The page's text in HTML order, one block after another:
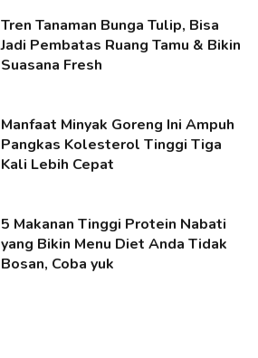
Tren Tanaman Bunga Tulip, Bisa
Jadi Pembatas Ruang Tamu & Bikin
Suasana Fresh
Manfaat Minyak Goreng Ini Ampuh
Pangkas Kolesterol Tinggi Tiga
Kali Lebih Cepat
5 Makanan Tinggi Protein Nabati
yang Bikin Menu Diet Anda Tidak
Bosan, Coba yuk